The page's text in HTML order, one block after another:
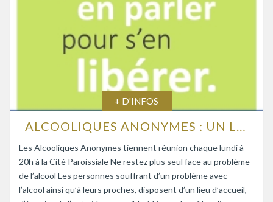
+ D'INFOS
ALCOOLIQUES ANONYMES : UN LIEU D’ÉCOUTE ET D’ENTRAIDE
Les Alcooliques Anonymes tiennent réunion chaque lundi à
20h à la Cité Paroissiale Ne restez plus seul face au problème
de l’alcool Les personnes souffrant d’un problème avec
l’alcool ainsi qu’à leurs proches, disposent d’un lieu d’accueil,